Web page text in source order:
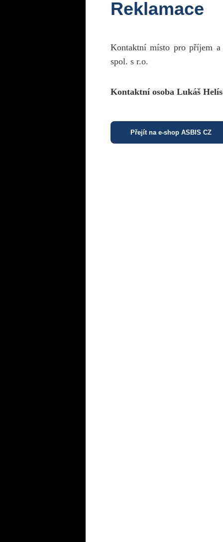
Reklamace
Kontaktní místo pro příjem
spol. s r.o.
Kontaktní osoba Lukáš
Přejít na e-shop ASBIS CZ